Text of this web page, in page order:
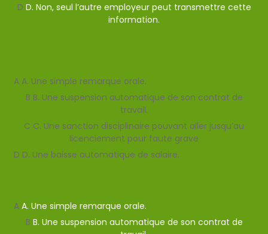
D D. Non, seul l’autre employeur peut transmettre cette
information.
A A. Une simple remarque orale.
B B. Une suspension automatique de son contrat de
travail.
C C. Une sanction disciplinaire pouvant aller jusqu’au
licenciement pour faute grave
D D. Une baisse automatique de salaire.
A A. Une simple remarque orale.
B B. Une suspension automatique de son contrat de